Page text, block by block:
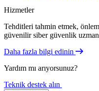
Hizmetler
Tehditleri tahmin etmek,
güvenilir siber güvenlik
Daha fazla bilgi edinin
Yardım mı arıyorsunuz?
Teknik destek alın